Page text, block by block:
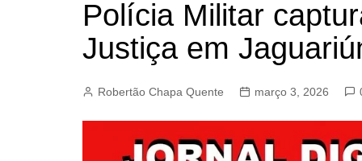
JUNDIAÍ
LIMEIRA
Polícia Militar
Justiça em
Robertão Chapa Quente março 3, 2026